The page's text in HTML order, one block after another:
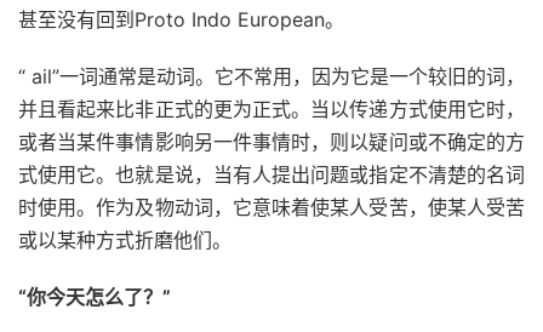
甚至没有回到Proto Indo European。
“ ail”一词通常是动词。它不常用，因为它是一个较旧的词，
并且看起来比非正式的更为正式。当以传递方式使用它时，
或者当某件事情影响另一件事情时，则以疑问或不确定的方
式使用它。也就是说，当有人提出问题或指定不清楚的名词
时使用。作为及物动词，它意味着使某人受苦，使某人受苦
或以某种方式折磨他们。
“你今天怎么了？”